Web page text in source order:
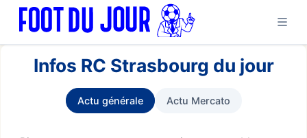
Infos RC Strasbourg du jour
Actu générale Actu Mercato